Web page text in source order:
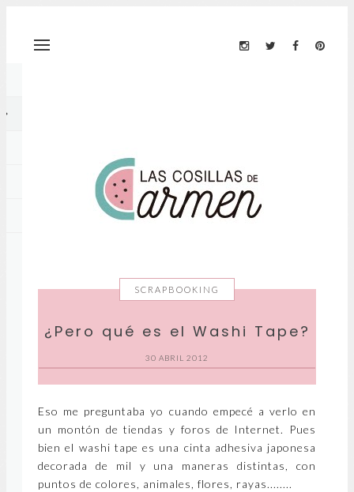
SCRAPBOOKING
¿Pero qué es el Washi Tape?
30 ABRIL 2012
Eso me preguntaba yo cuando empecé a verlo en
un montón de tiendas y foros de Internet. Pues
bien el washi tape es una cinta adhesiva japonesa
decorada de mil y una maneras distintas, con
puntos de colores, animales, flores, rayas........